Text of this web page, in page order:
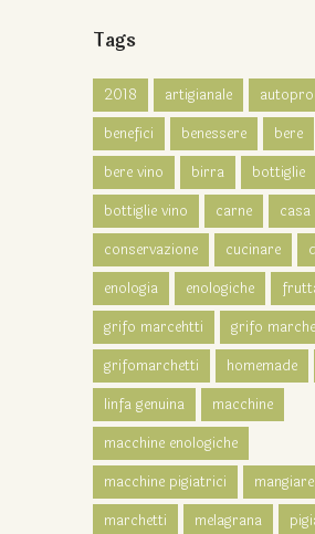
Tags
2018 artigianale
benefici
benessere
bere
bere vino
birra
bottiglie
bottiglie vino
carne casa
conservazione
cucinare
enologia
enologiche
grifo marcehtti
grifo
grifomarchetti
homemade
linfa genuina
macchine
macchine enologiche
macchine pigiatrici
mangiare
marchetti
melagrana